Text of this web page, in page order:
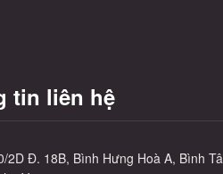
tin liên hệ
2D Đ. 18B, Bình Hưng Hoà A, Bình